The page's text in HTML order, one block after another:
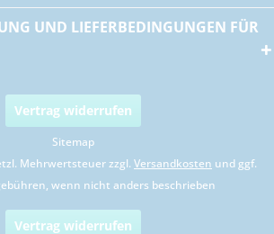
UND LIEFERBEDINGUNGEN FÜR
Vertrag widerrufen
Sitemap
Mehrwertsteuer zzgl. Versandkosten und ggf.
wenn nicht anders beschrieben
Vertrag widerrufen